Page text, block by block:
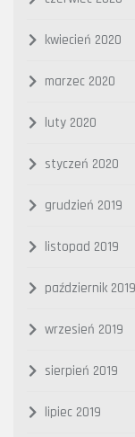
kwiecień 2020
marzec 2020
luty 2020
styczeń 2020
grudzień 2019
listopad 2019
październik 2019
wrzesień 2019
sierpień 2019
lipiec 2019